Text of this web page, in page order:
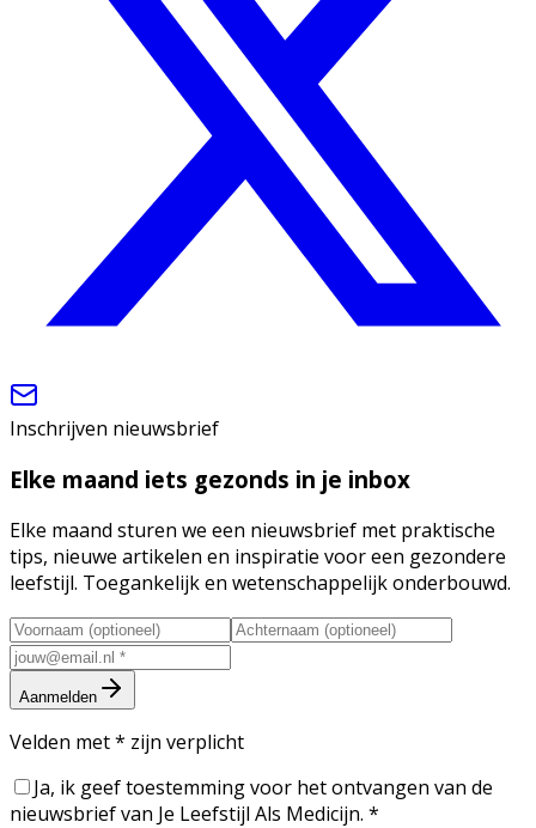
Inschrijven nieuwsbrief
Elke maand iets gezonds in je inbox
Elke maand sturen we een nieuwsbrief met praktische
tips, nieuwe artikelen en inspiratie voor een gezondere
leefstijl. Toegankelijk en wetenschappelijk onderbouwd.
Aanmelden
Velden met* zijn verplicht
Ja, ik geef toestemming voor het ontvangen van de
nieuwsbrief van Je Leefstijl Als Medicijn. *